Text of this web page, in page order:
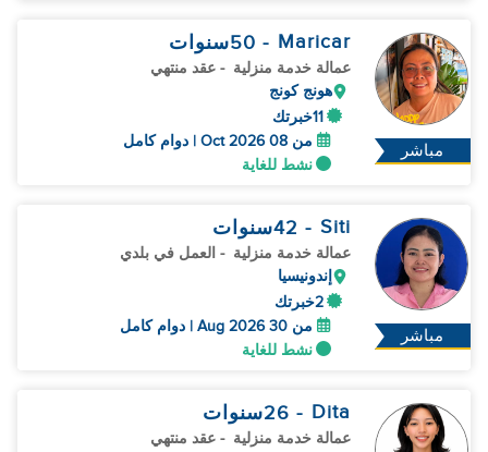
مباشر
Maricar
- 50 سنوات
عمالة خدمة منزلية - عقد منتهي
هونج كونج
11خبرتك
من 08 Oct 2026 | دوام كامل
نشط للغاية
مباشر
Siti
- 42 سنوات
عمالة خدمة منزلية - العمل في بلدي
إندونيسيا
2خبرتك
من 30 Aug 2026 | دوام كامل
نشط للغاية
Dita
- 26 سنوات
عمالة خدمة منزلية - عقد منتهي